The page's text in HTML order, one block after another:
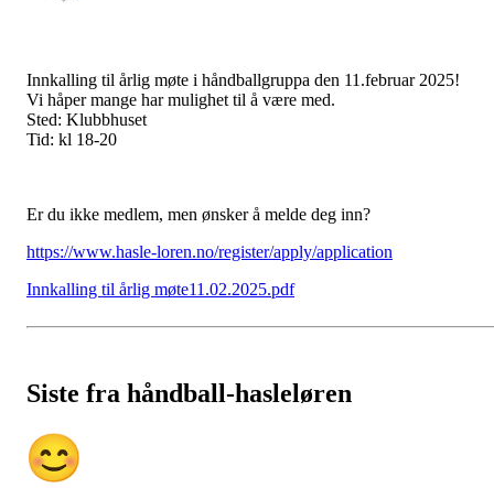
Innkalling til årlig møte i håndballgruppa den 11.februar 2025!
Vi håper mange har mulighet til å være med.
Sted: Klubbhuset
Tid: kl 18-20
Er du ikke medlem, men ønsker å melde deg inn?
https://www.hasle-loren.no/register/apply/application
Innkalling til årlig møte11.02.2025.pdf
Siste fra håndball-hasleløren